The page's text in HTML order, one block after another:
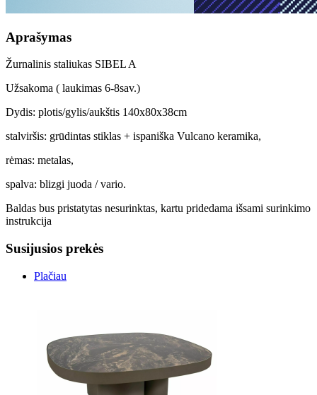
Aprašymas
Žurnalinis staliukas SIBEL A
Užsakoma ( laukimas 6-8sav.)
Dydis: plotis/gylis/aukštis 140x80x38cm
stalviršis: grūdintas stiklas + ispaniška Vulcano keramika,
rėmas: metalas,
spalva: blizgi juoda / vario.
Baldas bus pristatytas nesurinktas, kartu pridedama išsami surinkimo
instrukcija
Susijusios prekės
Plačiau